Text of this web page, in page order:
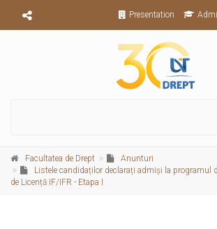
Presentation
Facultatea de Drept
Anunturi
Listele candidaților declarați admiși la programul
de Licență IF/IFR - Etapa I